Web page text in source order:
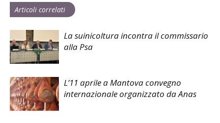
Articoli correlati
La suinicoltura incontra il commissario
alla Psa
L’11 aprile a Mantova convegno
internazionale organizzato da Anas